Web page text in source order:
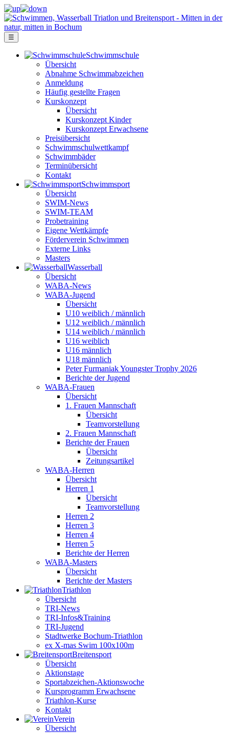
☰
Schwimm­schule
Übersicht
Ab­nah­me Schwimm­ab­zei­chen
Anmeldung
Häufig gestellte Fragen
Kurs­konzept
Übersicht
Kurskonzept Kinder
Kurskonzept Erwachsene
Preis­über­sicht
Schwimm­schul­wett­kampf
Schwimm­bäder
Terminübersicht
Kontakt
Schwimm­sport
Übersicht
SWIM-News
SWIM-TEAM
Probe­training
Eigene Wettkämpfe
Förderverein Schwimmen
Externe Links
Masters
Wasser­ball
Übersicht
WABA-News
WABA-Jugend
Übersicht
U10 weiblich / männlich
U12 weiblich / männlich
U14 weiblich / männlich
U16 weiblich
U16 männlich
U18 männlich
Peter Furmaniak Youngster Trophy 2026
Berichte der Jugend
WABA-Frauen
Übersicht
1. Frauen Mannschaft
Übersicht
Teamvorstellung
2. Frauen Mannschaft
Berichte der Frauen
Übersicht
Zeitungsartikel
WABA-Herren
Übersicht
Herren 1
Übersicht
Teamvorstellung
Herren 2
Herren 3
Herren 4
Herren 5
Berichte der Herren
WABA-Masters
Übersicht
Berichte der Masters
Triathlon
Übersicht
TRI-News
TRI-Infos&Training
TRI-Jugend
Stadtwerke Bochum-Triathlon
ex X-mas Swim 100x100m
Breiten­sport
Übersicht
Aktionstage
Sportabzeichen-Aktionswoche
Kursprogramm Erwachsene
Triathlon-Kurse
Kontakt
Verein
Übersicht